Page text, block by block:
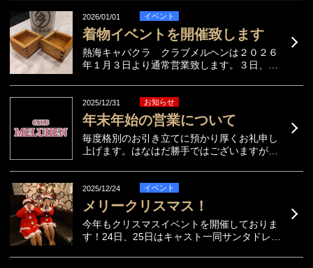
飲みやすいので、私は最初の一杯におすすめ
です🥂 ご来店のときはぜひ試してみてくださ
いね。...
2026/01/01 イベント
着物イベントを開催致します
熱海キャバクラ クラブメルヘンは２０２６
年１月３日より通常営業致します。３日、４
プレゼントもございますので、新しい年の始
まりにぜひご来店ください。
2025/12/31 お知らせ
年末年始の営業について
毎度格別のお引き立てに預かり厚くお礼申し
上げます。はなはだ勝手ではございますが、
す。新年２０２６年１月３日より通常営業さ
せていただきますので、宜しくお願い致しま
す。年...
2025/12/24 イベント
メリークリスマス！
今年もクリスマスイベントを開催しておりま
す！24日、25日はキャスト一同サンタドレス